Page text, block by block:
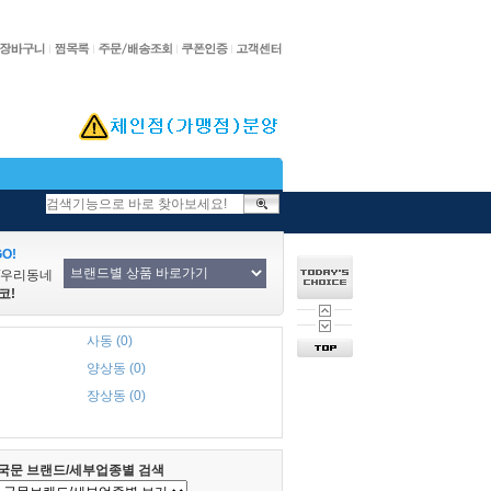
리동네
!
사동 (0)
양상동 (0)
장상동 (0)
문 브랜드/세부업종별 검색